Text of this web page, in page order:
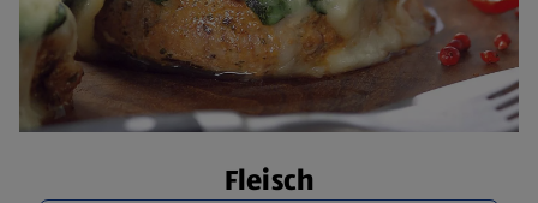
Fleisch